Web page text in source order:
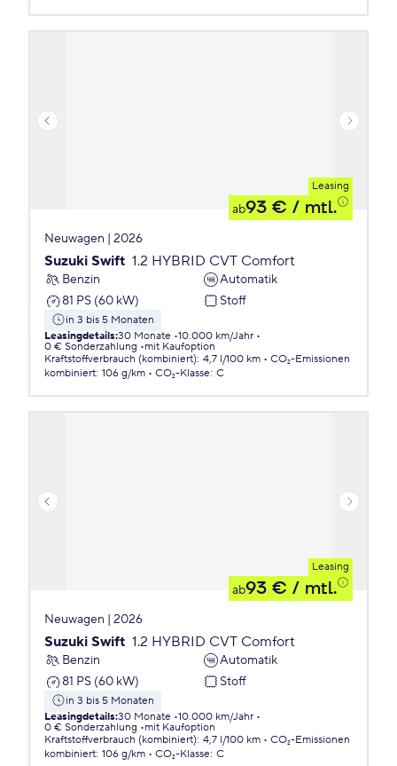
Leasing
ab93 € / mtl.
Neuwagen | 2026
Suzuki Swift 1.2 HYBRID CVT Comfort
Benzin
Automatik
81 PS (60 kW)
Stoff
in 3 bis 5 Monaten
Leasingdetails:30 Monate 10.000 km/Jahr
0 € Sonderzahlung
mit Kaufoption
Kraftstoffverbrauch (kombiniert): 4,7 l/100 km
CO₂-Emissionen
kombiniert: 106 g/km CO₂-Klasse: C
Leasing
ab93 € / mtl.
Neuwagen | 2026
Suzuki Swift 1.2 HYBRID CVT Comfort
Benzin
Automatik
81 PS (60 kW)
Stoff
in 3 bis 5 Monaten
Leasingdetails:30 Monate 10.000 km/Jahr
0 € Sonderzahlung
mit Kaufoption
Kraftstoffverbrauch (kombiniert): 4,7 l/100 km
CO₂-Emissionen
kombiniert: 106 g/km CO₂-Klasse: C